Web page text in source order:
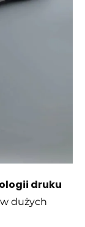
druku
dużych